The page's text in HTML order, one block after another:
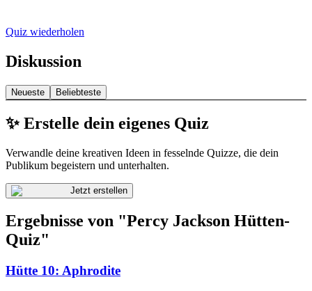
Quiz wiederholen
Diskussion
Neueste Beliebteste
✨ Erstelle dein eigenes Quiz
Verwandle deine kreativen Ideen in fesselnde Quizze, die dein
Publikum begeistern und unterhalten.
Jetzt erstellen
Ergebnisse von "Percy Jackson Hütten-
Quiz"
Hütte 10: Aphrodite